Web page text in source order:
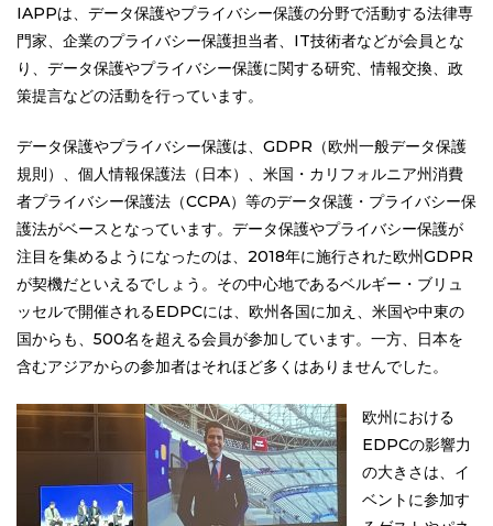
IAPPは、データ保護やプライバシー保護の分野で活動する法律専
門家、企業のプライバシー保護担当者、IT技術者などが会員とな
り、データ保護やプライバシー保護に関する研究、情報交換、政
策提言などの活動を行っています。
データ保護やプライバシー保護は、GDPR（欧州一般データ保護
規則）、個人情報保護法（日本）、米国・カリフォルニア州消費
者プライバシー保護法（CCPA）等のデータ保護・プライバシー保
護法がベースとなっています。データ保護やプライバシー保護が
注目を集めるようになったのは、2018年に施行された欧州GDPR
が契機だといえるでしょう。その中心地であるベルギー・ブリュ
ッセルで開催されるEDPCには、欧州各国に加え、米国や中東の
国からも、500名を超える会員が参加しています。一方、日本を
含むアジアからの参加者はそれほど多くはありませんでした。
欧州における
EDPCの影響力
の大きさは、イ
ベントに参加す